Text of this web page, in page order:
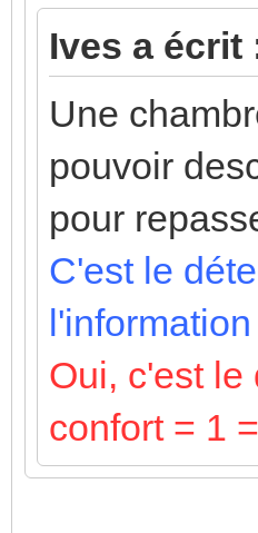
Ives a écrit
Une
pouvoir
pour
C'est le
Oui, c'est le
confort = 1